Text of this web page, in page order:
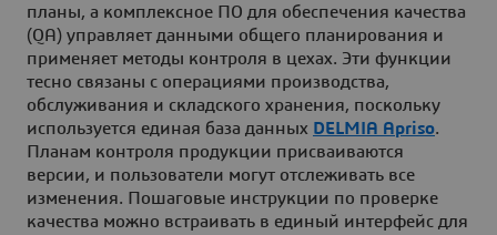
планы, а комплексное ПО для обеспечения качества
(QA) управляет данными общего планирования и
применяет методы контроля в цехах. Эти функции
тесно связаны с операциями производства,
обслуживания и складского хранения, поскольку
используется единая база данных DELMIA Apriso.
Планам контроля продукции присваиваются
версии, и пользователи могут отслеживать все
изменения. Пошаговые инструкции по проверке
качества можно встраивать в единый интерфейс для